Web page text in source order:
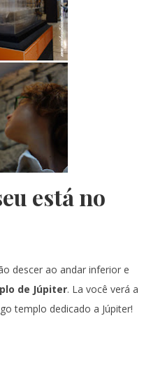
está no
descer ao andar inferior e
de Júpiter. La você verá a
templo dedicado a Júpiter!